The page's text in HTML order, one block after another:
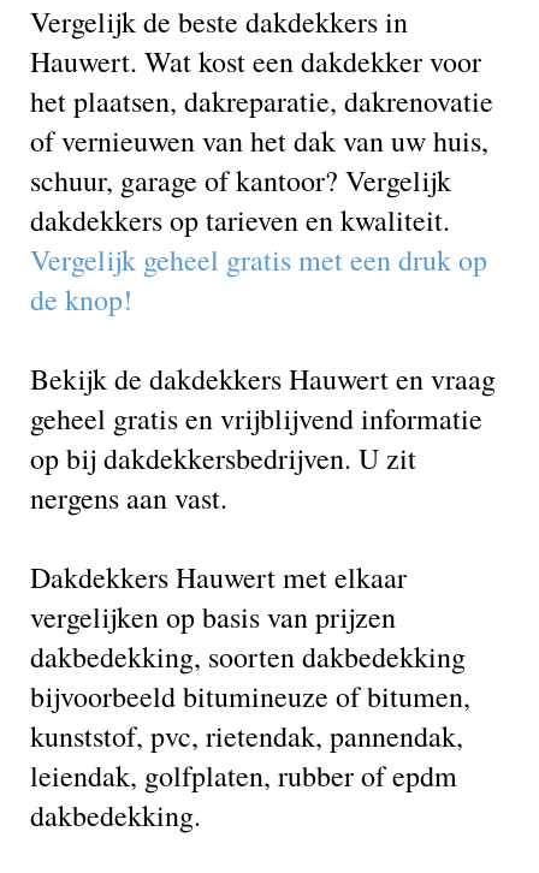
Vergelijk de beste dakdekkers in
Hauwert. Wat kost een dakdekker voor
het plaatsen, dakreparatie, dakrenovatie
of vernieuwen van het dak van uw huis,
schuur, garage of kantoor? Vergelijk
dakdekkers op tarieven en kwaliteit.
Vergelijk geheel gratis met een druk op
de knop!
Bekijk de dakdekkers Hauwert en vraag
geheel gratis en vrijblijvend informatie
op bij dakdekkersbedrijven. U zit
nergens aan vast.
Dakdekkers Hauwert met elkaar
vergelijken op basis van prijzen
dakbedekking, soorten dakbedekking
bijvoorbeeld bitumineuze of bitumen,
kunststof, pvc, rietendak, pannendak,
leiendak, golfplaten, rubber of epdm
dakbedekking.